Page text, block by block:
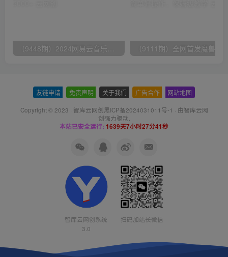
友链申请 免责声明 关于我们 广告合作 网站地图
Copyright © 2023 · 智库云网创黑ICP备2024031011号-1 · 由智库云网
创强力驱动.
本站已安全运行: 1639天7小时27分42秒
智库云网创系统
3.0
扫码加站长微信